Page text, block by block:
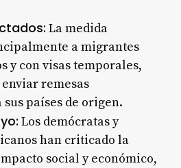
La medida
a migrantes
y con visas temporales,
remesas
países de origen.
Los demócratas y
han criticado la
social y económico,